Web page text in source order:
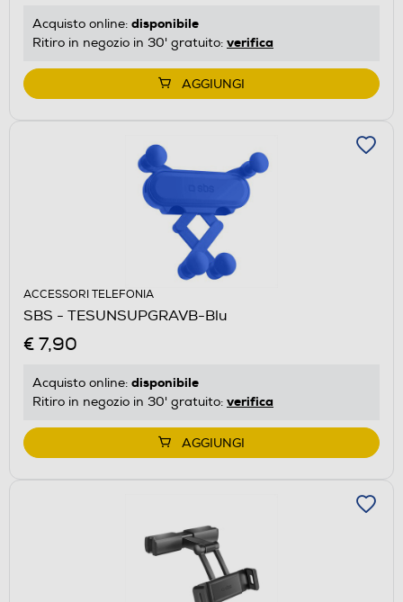
Acquisto online: disponibile
Ritiro in negozio in 30' gratuito: verifica
AGGIUNGI
ACCESSORI TELEFONIA
SBS - TESUNSUPGRAVB-Blu
€ 7,90
Acquisto online: disponibile
Ritiro in negozio in 30' gratuito: verifica
AGGIUNGI